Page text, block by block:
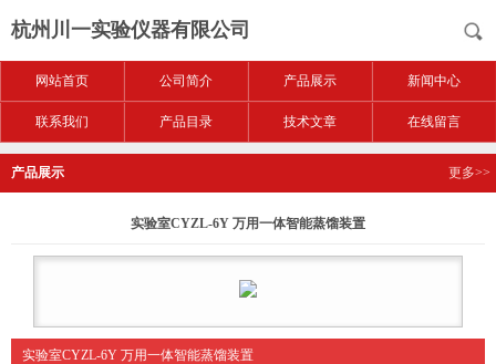
杭州川一实验仪器有限公司
网站首页 公司简介 产品展示 新闻中心
联系我们 产品目录 技术文章 在线留言
产品展示 更多>>
实验室CYZL-6Y 万用一体智能蒸馏装置
实验室CYZL-6Y 万用一体智能蒸馏装置